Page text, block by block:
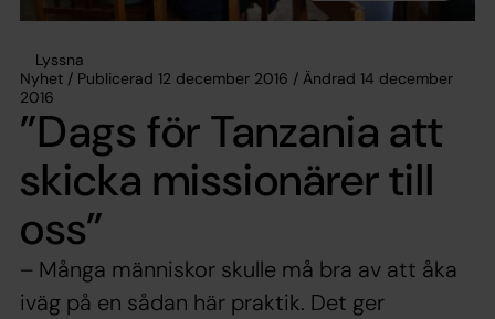
Lyssna
Nyhet / Publicerad 12 december 2016 / Ändrad 14 december
2016
”Dags för Tanzania att
skicka missionärer till
oss”
– Många människor skulle må bra av att åka
iväg på en sådan här praktik. Det ger